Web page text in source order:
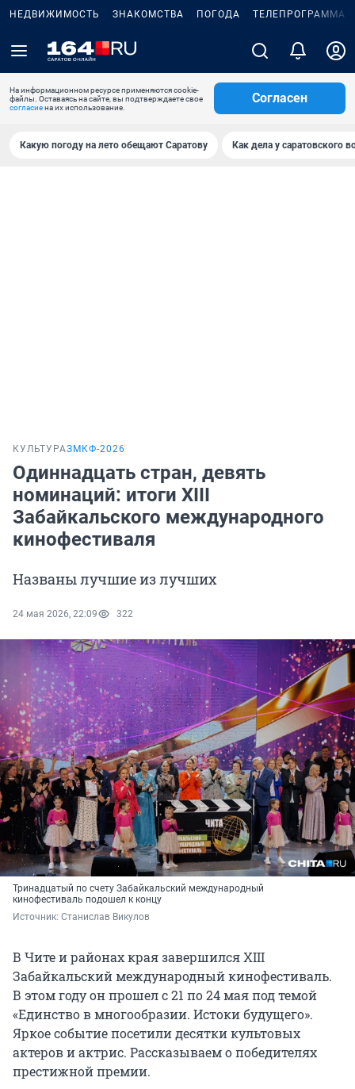
НЕДВИЖИМОСТЬ ЗНАКОМСТВА ПОГОДА ТЕЛЕПРОГРАММА
На информационном ресурсе применяются cookie-
файлы. Оставаясь на сайте, вы подтверждаете свое
согласиена их использование.
Согласен
Какую погоду на лето обещают Саратову Как дела у саратовского
КУЛЬТУРАЗМКФ-2026
Одиннадцать стран, девять
номинаций: итоги XIII
Забайкальского международного
кинофестиваля
Названы лучшие из лучших
24 мая 2026, 22:09 322
Тринадцатый по счету Забайкальский международный
кинофестиваль подошел к концу
Источник: Станислав Викулов
В Чите и районах края завершился XIII
Забайкальский международный кинофестиваль.
В этом году он прошел с 21 по 24 мая под темой
«Единство в многообразии. Истоки будущего».
Яркое событие посетили десятки культовых
актеров и актрис. Рассказываем о победителях
престижной премии.